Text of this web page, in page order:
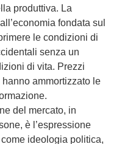
produttiva. La
fondata sul
le condizioni di
senza un
di vita. Prezzi
ammortizzato le
del mercato, in
è l’espressione
ideologia politica,